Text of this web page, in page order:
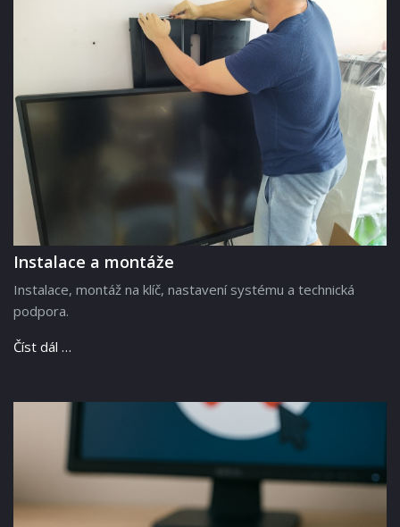
Instalace a montáže
Instalace, montáž na klíč, nastavení systému a technická
podpora.
Číst dál …